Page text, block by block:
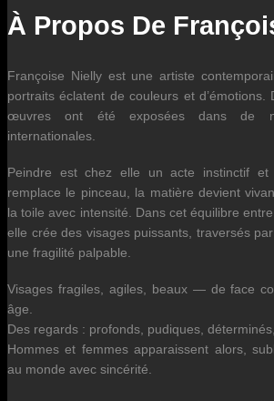
À Propos De
Françoise Nielly est une artiste
portraits éclatent de couleurs et d’émotions.
œuvres ont été exposées dans de
internationales.
Peindre est chez elle un acte instinctif et
remplace le pinceau, la matière devient
la toile avec intensité. Dans cet équilibre
elle crée des visages puissants, traversés
une fragilité palpable.
Visages fragiles, agiles, beaux — de face
âge.
Des regards : profonds, pudiques,
Hommes et femmes apparaissent alors,
au monde avec sincérité.